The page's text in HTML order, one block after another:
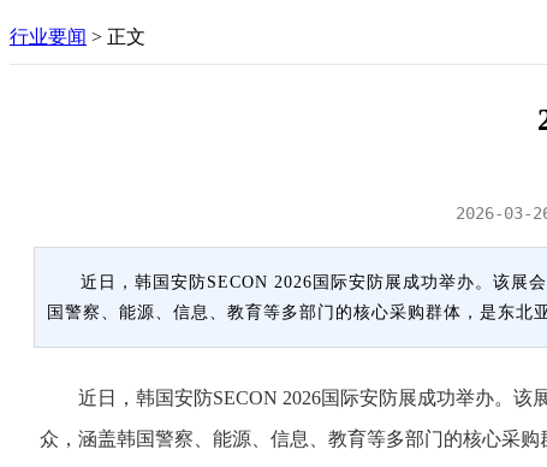
行业要闻 > 正文
2026-03-
近日，韩国安防SECON 2026国际安防展成功举办。该展
国警察、能源、信息、教育等多部门的核心采购群体，是东北
近日，韩国安防SECON 2026国际安防展成功举办。该
众，涵盖韩国警察、能源、信息、教育等多部门的核心采